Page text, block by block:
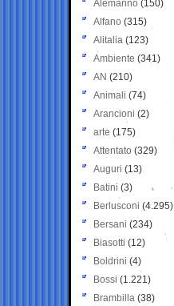
Alemanno (150)
Alfano (315)
Alitalia (123)
Ambiente (341)
AN (210)
Animali (74)
Arancioni (2)
arte (175)
Attentato (329)
Auguri (13)
Batini (3)
Berlusconi (4.295)
Bersani (234)
Biasotti (12)
Boldrini (4)
Bossi (1.221)
Brambilla (38)